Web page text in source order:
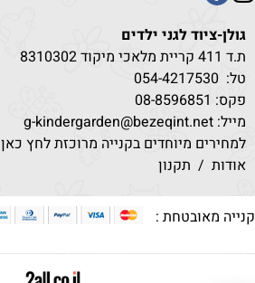
גולן-ציוד לגני ילדים
ת.ד 411 קריית מלאכי מיקוד 8310302
טל:
054-4217530
פקס: 08-8596851
מייל: g-kindergarden@bezeqint.net
למחירים מיוחדים בקנייה מרוכזת לחץ כאן
אודות/ תקנון
מאובטחת :